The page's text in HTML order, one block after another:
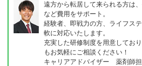
遠方から転居して来られる方は
など費用をサポート。
経験者、即戦力の方、ライフス
軟に対応いたします。
充実した研修制度を用意してお
もお気軽にご相談ください！
キャリアアドバイザー 薬剤師担